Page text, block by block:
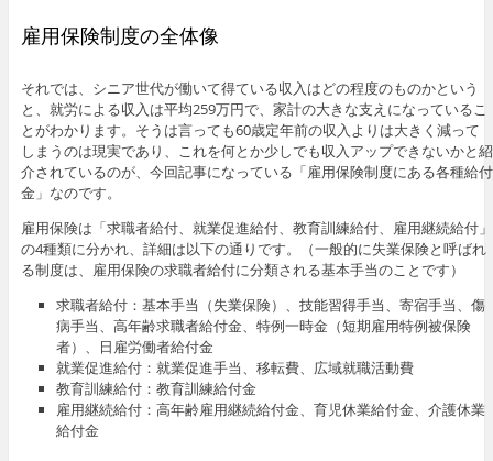
雇用保険制度の全体像
それでは、シニア世代が働いて得ている収入はどの程度のものかという
と、就労による収入は平均259万円で、家計の大きな支えになっているこ
とがわかります。そうは言っても60歳定年前の収入よりは大きく減って
しまうのは現実であり、これを何とか少しでも収入アップできないかと紹
介されているのが、今回記事になっている「雇用保険制度にある各種給付
金」なのです。
雇用保険は「求職者給付、就業促進給付、教育訓練給付、雇用継続給付」
の4種類に分かれ、詳細は以下の通りです。（一般的に失業保険と呼ばれ
る制度は、雇用保険の求職者給付に分類される基本手当のことです）
求職者給付：基本手当（失業保険）、技能習得手当、寄宿手当、傷
病手当、高年齢求職者給付金、特例一時金（短期雇用特例被保険
者）、日雇労働者給付金
就業促進給付：就業促進手当、移転費、広域就職活動費
教育訓練給付：教育訓練給付金
雇用継続給付：高年齢雇用継続給付金、育児休業給付金、介護休業
給付金